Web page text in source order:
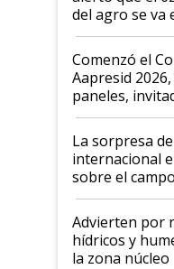
del agro se va
"No es bueno
Argentina se
las mismas
años"
Comenzó el
Aapresid
paneles,
todas las
La sorpresa
internacional
sobre el
"Estoy muy
Advierten por
hídricos y
la zona núcleo